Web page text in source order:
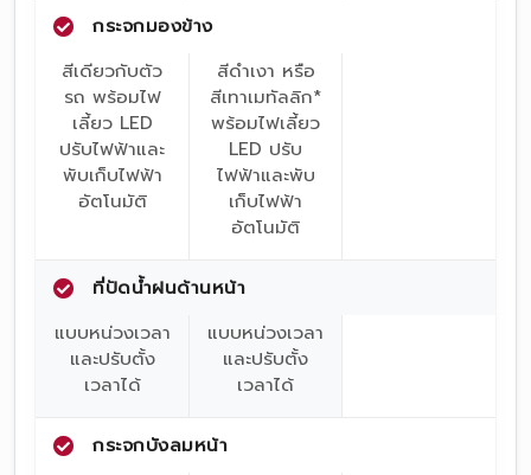
กระจกมองข้าง
สีเดียวกับตัว
รถ พร้อมไฟ
เลี้ยว LED
ปรับไฟฟ้าและ
พับเก็บไฟฟ้า
อัตโนมัติ
สีดำเงา หรือ
สีเทาเมทัลลิก*
พร้อมไฟเลี้ยว
LED ปรับ
ไฟฟ้าและพับ
เก็บไฟฟ้า
อัตโนมัติ
ที่ปัดน้ำฝนด้านหน้า
แบบหน่วงเวลา
และปรับตั้ง
เวลาได้
แบบหน่วงเวลา
และปรับตั้ง
เวลาได้
กระจกบังลมหน้า